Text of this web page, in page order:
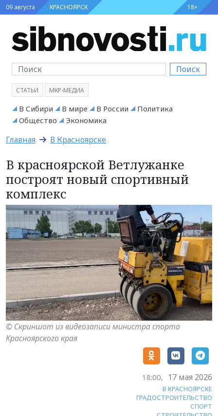
09 августа КРАСНОЯРСК 18+
Поиск
СТАТЬИ МКР-МЕДИА
В Сибири В мире В России
Политика
Общество
Экономика
Главная В Красноярске
В красноярской Ветлужанке
построят новый спортивный
комплекс
© Скриншот из видеозаписи министра спорта
Красноярского края
18:00, 17 мая 2026
В КРАСНОЯРСКЕ
ГРАДОСТРОИТЕЛЬСТВО
СПОРТ